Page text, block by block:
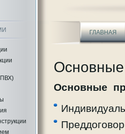
ГЛАВНАЯ
Основные